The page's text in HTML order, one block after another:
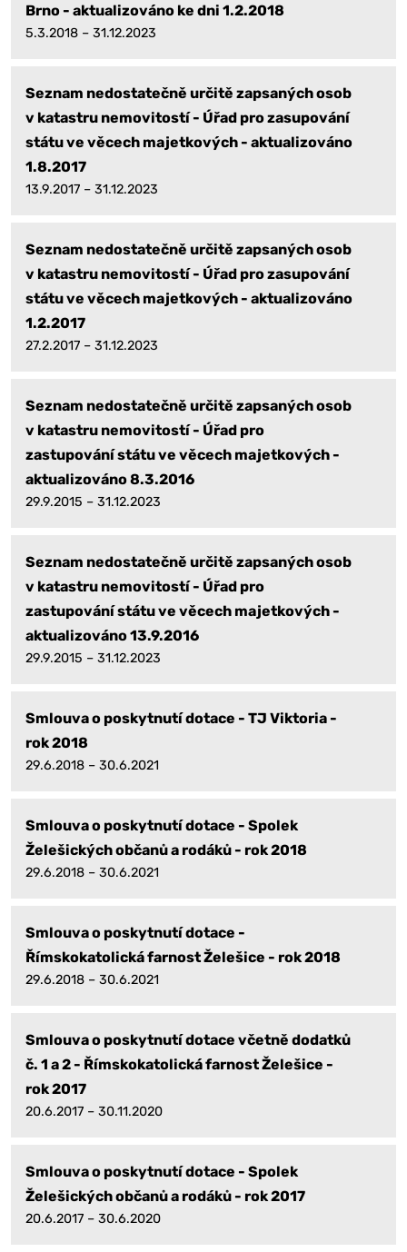
Brno - aktualizováno ke dni 1.2.2018
5.3.2018 – 31.12.2023
Seznam nedostatečně určitě zapsaných osob
v katastru nemovitostí - Úřad pro zasupování
státu ve věcech majetkových - aktualizováno
1.8.2017
13.9.2017 – 31.12.2023
Seznam nedostatečně určitě zapsaných osob
v katastru nemovitostí - Úřad pro zasupování
státu ve věcech majetkových - aktualizováno
1.2.2017
27.2.2017 – 31.12.2023
Seznam nedostatečně určitě zapsaných osob
v katastru nemovitostí - Úřad pro
zastupování státu ve věcech majetkových -
aktualizováno 8.3.2016
29.9.2015 – 31.12.2023
Seznam nedostatečně určitě zapsaných osob
v katastru nemovitostí - Úřad pro
zastupování státu ve věcech majetkových -
aktualizováno 13.9.2016
29.9.2015 – 31.12.2023
Smlouva o poskytnutí dotace - TJ Viktoria -
rok 2018
29.6.2018 – 30.6.2021
Smlouva o poskytnutí dotace - Spolek
Želešických občanů a rodáků - rok 2018
29.6.2018 – 30.6.2021
Smlouva o poskytnutí dotace -
Římskokatolická farnost Želešice - rok 2018
29.6.2018 – 30.6.2021
Smlouva o poskytnutí dotace včetně dodatků
č. 1 a 2 - Římskokatolická farnost Želešice -
rok 2017
20.6.2017 – 30.11.2020
Smlouva o poskytnutí dotace - Spolek
Želešických občanů a rodáků - rok 2017
20.6.2017 – 30.6.2020